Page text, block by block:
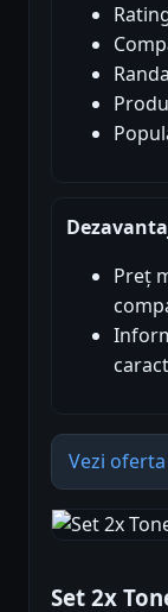
Preț
Vezi oferta
Set 2x